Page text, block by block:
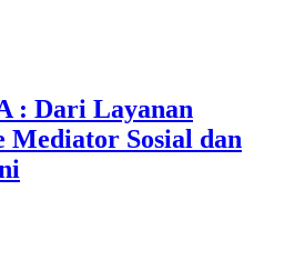
: Dari Layanan
Sosial dan